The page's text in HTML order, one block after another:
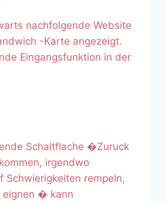
nachfolgende Website
-Karte angezeigt.
Eingangsfunktion in der
Schaltflache �Zuruck
irgendwo
Schwierigkeiten rempeln,
eignen � kann